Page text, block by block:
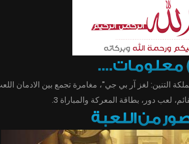
التنين: لغز آر بي جي”، مغامرة تجمع بين الادمان
لعب دور، بطاقة المعركة والمباراة 3.